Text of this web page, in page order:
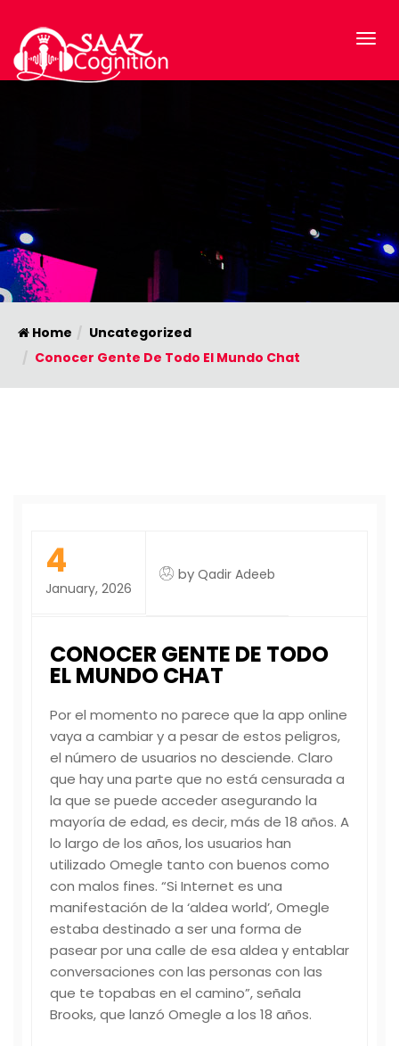
Home
Uncategorized
Conocer Gente De Todo El Mundo Chat
4
January, 2026
by Qadir Adeeb
CONOCER GENTE DE TODO
EL MUNDO CHAT
Por el momento no parece que la app online
vaya a cambiar y a pesar de estos peligros,
el número de usuarios no desciende. Claro
que hay una parte que no está censurada a
la que se puede acceder asegurando la
mayoría de edad, es decir, más de 18 años. A
lo largo de los años, los usuarios han
utilizado Omegle tanto con buenos como
con malos fines. “Si Internet es una
manifestación de la ‘aldea world’, Omegle
estaba destinado a ser una forma de
pasear por una calle de esa aldea y entablar
conversaciones con las personas con las
que te topabas en el camino”, señala
Brooks, que lanzó Omegle a los 18 años.